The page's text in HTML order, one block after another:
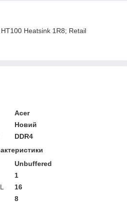
Heatsink 1R8; Retail
Acer
Новий
DDR4
Unbuffered
1
16
8